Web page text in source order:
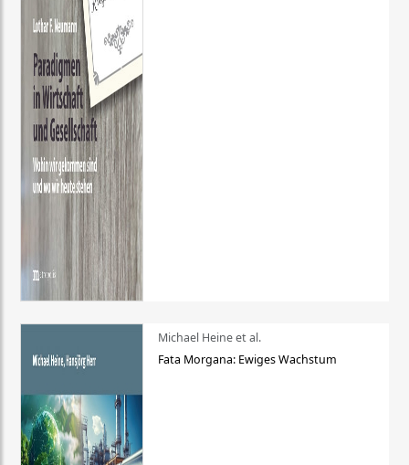
Michael Heine et al.
Fata Morgana: Ewiges Wachstum